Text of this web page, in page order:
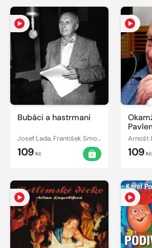
Bubáci a hastrmani
Josef Lada, František Smolík
109 Kč
Arnošt
109 Kč